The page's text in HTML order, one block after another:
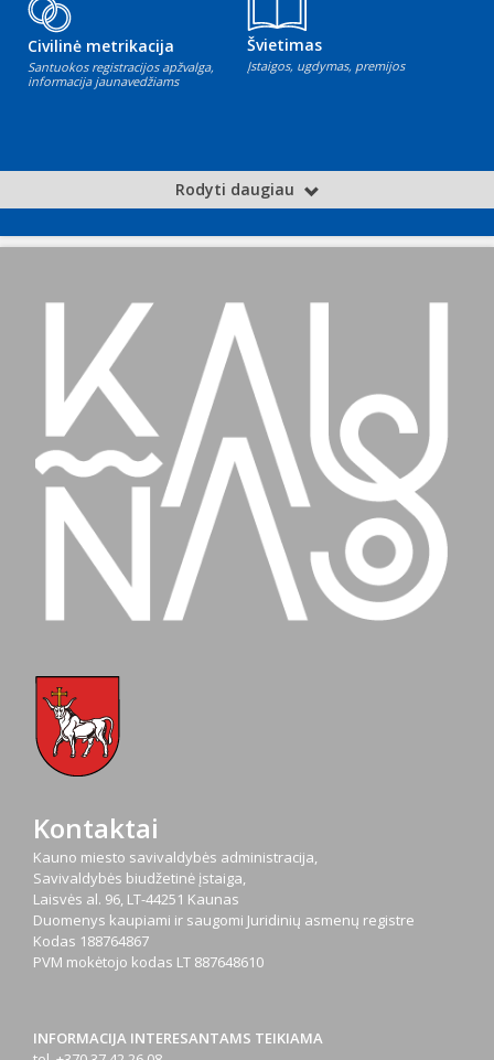
Civilinė metrikacija
Santuokos registracijos apžvalga,
informacija jaunavedžiams
Švietimas
Įstaigos, ugdymas, premijos
Rodyti daugiau
Kontaktai
Kauno miesto savivaldybės administracija,
Savivaldybės biudžetinė įstaiga,
Laisvės al. 96, LT-44251 Kaunas
Duomenys kaupiami ir saugomi Juridinių asmenų registre
Kodas 188764867
PVM mokėtojo kodas LT 887648610
INFORMACIJA INTERESANTAMS TEIKIAMA